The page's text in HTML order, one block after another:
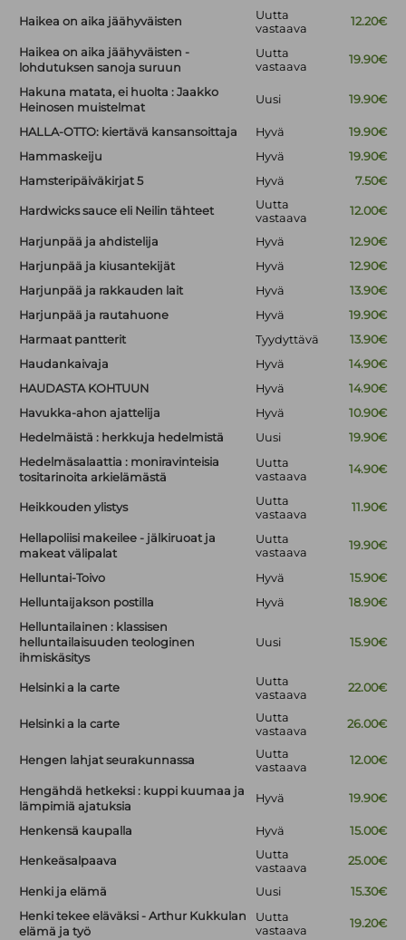
Haikea on aika jäähyväisten
Uutta
vastaava
12.20€
Haikea on aika jäähyväisten -
lohdutuksen sanoja suruun
Uutta
vastaava
19.90€
Hakuna matata, ei huolta : Jaakko
Heinosen muistelmat
Uusi 19.90€
HALLA-OTTO: kiertävä kansansoittaja Hyvä
19.90€
Hammaskeiju
Hyvä
19.90€
Hamsteripäiväkirjat 5
Hyvä 7.50€
Hardwicks sauce eli Neilin tähteet
Uutta
vastaava
12.00€
Harjunpää ja ahdistelija Hyvä
12.90€
Harjunpää ja kiusantekijät
Hyvä
12.90€
Harjunpää ja rakkauden lait
Hyvä
13.90€
Harjunpää ja rautahuone
Hyvä
19.90€
Harmaat pantterit
Tyydyttävä
13.90€
Haudankaivaja
Hyvä
14.90€
HAUDASTA KOHTUUN
Hyvä
14.90€
Havukka-ahon ajattelija
Hyvä
10.90€
Hedelmäistä : herkkuja hedelmistä
Uusi
19.90€
Hedelmäsalaattia : moniravinteisia
tositarinoita arkielämästä
Uutta
vastaava
14.90€
Heikkouden ylistys
Uutta
vastaava
11.90€
Hellapoliisi makeilee - jälkiruoat ja
makeat välipalat
Uutta
vastaava
19.90€
Helluntai-Toivo Hyvä
15.90€
Helluntaijakson postilla
Hyvä
18.90€
Helluntailainen : klassisen
helluntailaisuuden teologinen
ihmiskäsitys
Uusi 15.90€
Helsinki a la carte
Uutta
vastaava
22.00€
Helsinki a la carte
Uutta
vastaava
26.00€
Hengen lahjat seurakunnassa
Uutta
vastaava
12.00€
Hengähdä hetkeksi : kuppi kuumaa ja
lämpimiä ajatuksia
Hyvä 19.90€
Henkensä kaupalla Hyvä 15.00€
Henkeäsalpaava
Uutta
vastaava
25.00€
Henki ja elämä Uusi
15.30€
Henki tekee eläväksi - Arthur Kukkulan
elämä ja työ
Uutta
vastaava
19.20€